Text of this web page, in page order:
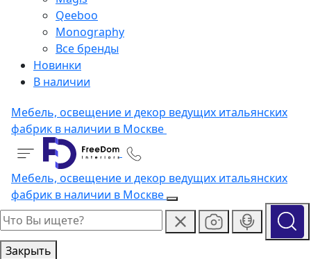
Qeeboo
Monography
Все бренды
Новинки
В наличии
Мебель, освещение и декор ведущих итальянских
фабрик в наличии в Москве
Мебель, освещение и декор ведущих итальянских
фабрик в наличии в Москве
Закрыть